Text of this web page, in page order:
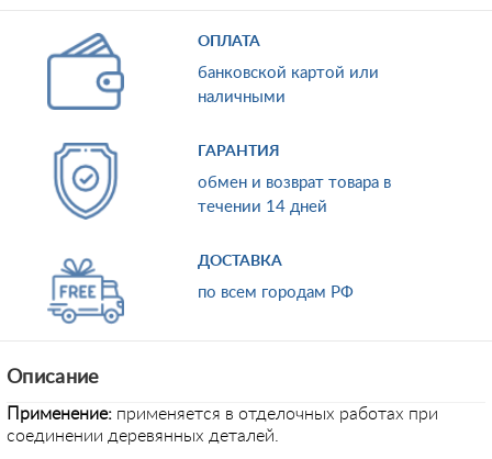
ОПЛАТА
банковской картой или
наличными
ГАРАНТИЯ
обмен и возврат товара в
течении 14 дней
ДОСТАВКА
по всем городам РФ
Описание
Применение: применяется в отделочных работах при
соединении деревянных деталей.